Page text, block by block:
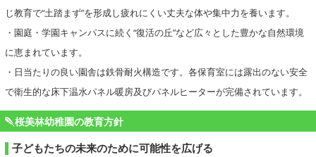
じ教育で“土踏まず”を形成し疲れにくい丈夫な体や集中力を養います。
・園庭・学園キャンパスに続く“復活の丘”など広々とした豊かな自然環境
に恵まれています。
・日当たりの良い園舎は鉄骨耐火構造です。各保育室には露出のない安全
で衛生的な床下温水パネル暖房及びパネルヒーターが完備されています。
桜美林幼稚園の教育方針
子どもたちの未来のために可能性を広げる